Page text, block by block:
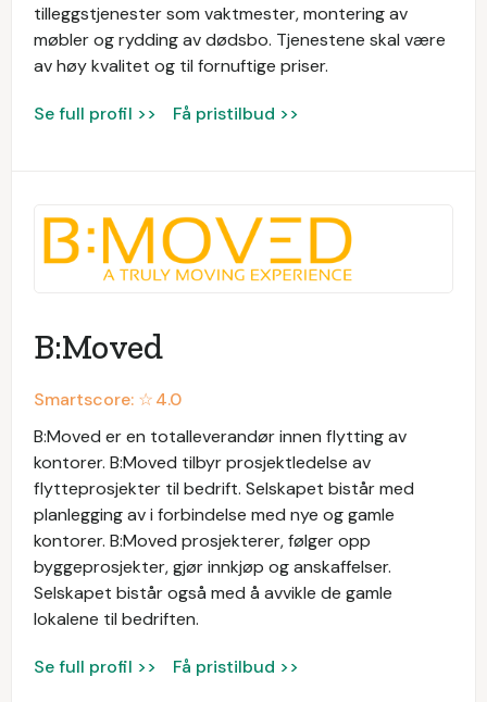
tilleggstjenester som vaktmester, montering av
møbler og rydding av dødsbo. Tjenestene skal være
av høy kvalitet og til fornuftige priser.
Se full profil >> Få pristilbud >>
B:Moved
Smartscore: ☆4.0
B:Moved er en totalleverandør innen flytting av
kontorer. B:Moved tilbyr prosjektledelse av
flytteprosjekter til bedrift. Selskapet bistår med
planlegging av i forbindelse med nye og gamle
kontorer. B:Moved prosjekterer, følger opp
byggeprosjekter, gjør innkjøp og anskaffelser.
Selskapet bistår også med å avvikle de gamle
lokalene til bedriften.
Se full profil >> Få pristilbud >>